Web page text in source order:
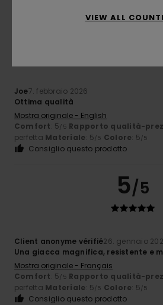
Joe7. febbraio 2026
Ottima qualità
Mostra originale - English
Comfort: 5/5 Rapporto qualità-
perfetta Materiale: 5/5 Colore: 5/5
Consiglio questo prodotto
5/5
Client anonyme vérifié26. gennaio
Una giacca magnifica, resistente e
Mostra originale - Français
Comfort: 5/5 Rapporto qualità-
perfetta Materiale: 5/5 Colore: 5/5
Consiglio questo prodotto
VIEW ALL